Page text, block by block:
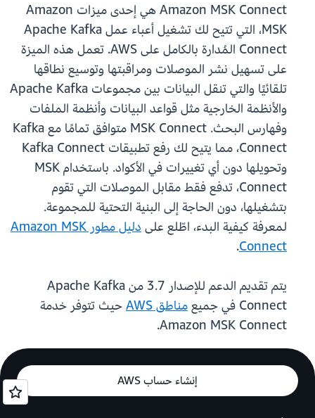
Amazon MSK Connect هي إحدى ميزات Amazon
MSK، التي تتيح لك تشغيل أعباء عمل Apache Kafka
Connect المُدارة بالكامل على AWS. تعمل هذه الميزة
على تسهيل نشر الموصلات ومراقبتها وتوسيع نطاقها
تلقائيًا والتي تنقل البيانات بين مجموعات Apache Kafka
والأنظمة الخارجية مثل قواعد البيانات وأنظمة الملفات
وفهارس البحث. MSK Connect متوافق تمامًا مع Kafka
Connect، مما يتيح لك رفع تطبيقات Kafka Connect
وتحويلها دون أي تغييرات في الأكواد. باستخدام MSK
Connect، تدفع فقط مقابل الموصلات التي تقوم
بتشغيلها، دون الحاجة إلى البنية التحتية للمجموعة.
لمعرفة كيفية البدء، اطّلع على
دليل مطور Amazon MSK
Connect
.
يتم تقديم الدعم للإصدار 3.7 من Apache Kafka
Connect في جميع
مناطق AWS
حيث تتوفر خدمة
Amazon MSK Connect.
إنشاء حساب AWS